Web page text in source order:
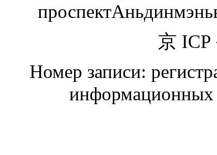
京 ICP
Номер записи:
информационных